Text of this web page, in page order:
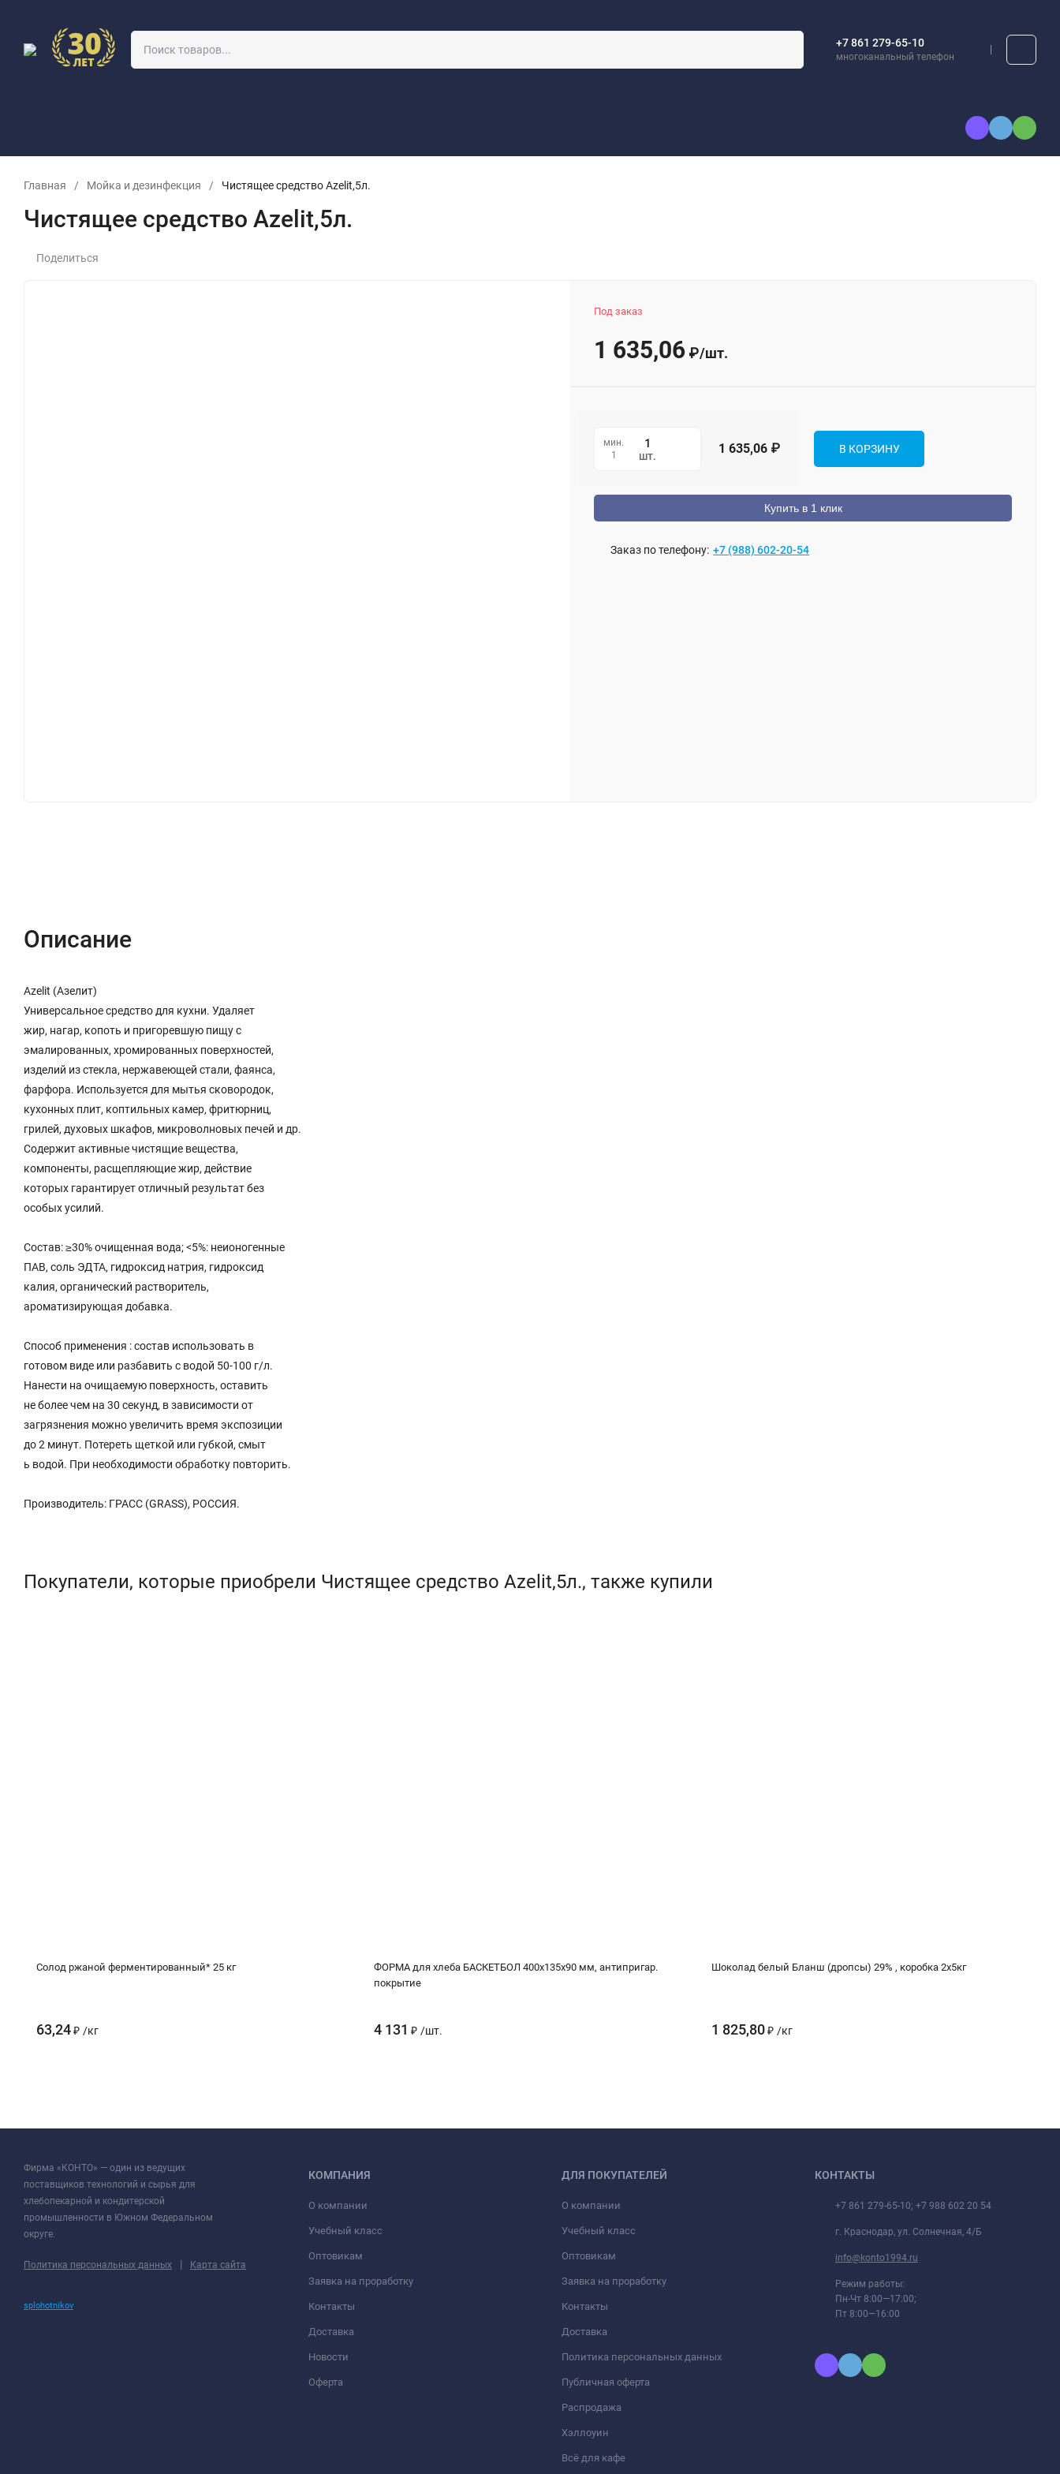
+7 861 279-65-10
многоканальный телефон
Главная / Мойка и дезинфекция / Чистящее средство Azelit,5л.
Чистящее средство Azelit,5л.
Поделиться
Под заказ
1 635,06 ₽/шт.
мин.
1
шт. 1 635,06 ₽ В КОРЗИНУ
Купить в 1 клик
Заказ по телефону: +7 (988) 602-20-54
Описание
Azelit (Азелит)
Универсальное средство для кухни. Удаляет
жир, нагар, копоть и пригоревшую пищу с
эмалированных, хромированных поверхностей,
изделий из стекла, нержавеющей стали, фаянса,
фарфора. Используется для мытья сковородок,
кухонных плит, коптильных камер, фритюрниц,
грилей, духовых шкафов, микроволновых печей и др.
Содержит активные чистящие вещества,
компоненты, расщепляющие жир, действие
которых гарантирует отличный результат без
особых усилий.
Состав: ≥30% очищенная вода; <5%: неионогенные
ПАВ, соль ЭДТА, гидроксид натрия, гидроксид
калия, органический растворитель,
ароматизирующая добавка.
Способ применения : cостав использовать в
готовом виде или разбавить с водой 50-100 г/л.
Нанести на очищаемую поверхность, оставить
не более чем на 30 секунд, в зависимости от
загрязнения можно увеличить время экспозиции
до 2 минут. Потереть щеткой или губкой, смыт
ь водой. При необходимости обработку повторить.
Производитель: ГРАСС (GRASS), РОССИЯ.
Покупатели, которые приобрели Чистящее средство Azelit,5л., также купили
Солод ржаной ферментированный* 25 кг
63,24₽ /кг
ФОРМА для хлеба БАСКЕТБОЛ 400х135х90 мм, антипригар.
покрытие
4 131 ₽ /шт.
Шоколад белый Бланш (дропсы) 29% , коробка 2х5кг
1 825,80₽ /кг
Фирма «КОНТО» — один из ведущих
поставщиков технологий и сырья для
хлебопекарной и кондитерской
промышленности в Южном Федеральном
округе.
Политика персональных данных | Карта сайта
splohotnikov
КОМПАНИЯ
О компании
Учебный класс
Оптовикам
Заявка на проработку
Контакты
Доставка
Новости
Оферта
ДЛЯ ПОКУПАТЕЛЕЙ
О компании
Учебный класс
Оптовикам
Заявка на проработку
Контакты
Доставка
Политика персональных данных
Публичная оферта
Распродажа
Хэллоуин
Всё для кафе
КОНТАКТЫ
+7 861 279-65-10; +7 988 602 20 54
г. Краснодар, ул. Солнечная, 4/Б
info@konto1994.ru
Режим работы:
Пн-Чт 8:00—17:00;
Пт 8:00—16:00